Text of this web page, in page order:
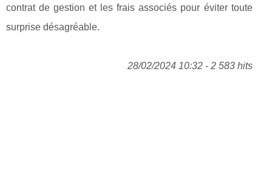
contrat de gestion et les frais associés pour éviter toute
surprise désagréable.
28/02/2024 10:32 - 2 583 hits